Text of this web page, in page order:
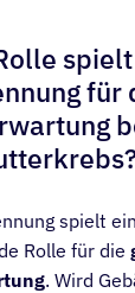
für
spielt
Rolle für die
. Wird